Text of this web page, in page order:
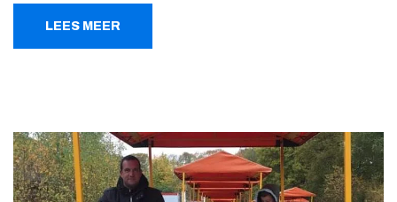
LEES MEER